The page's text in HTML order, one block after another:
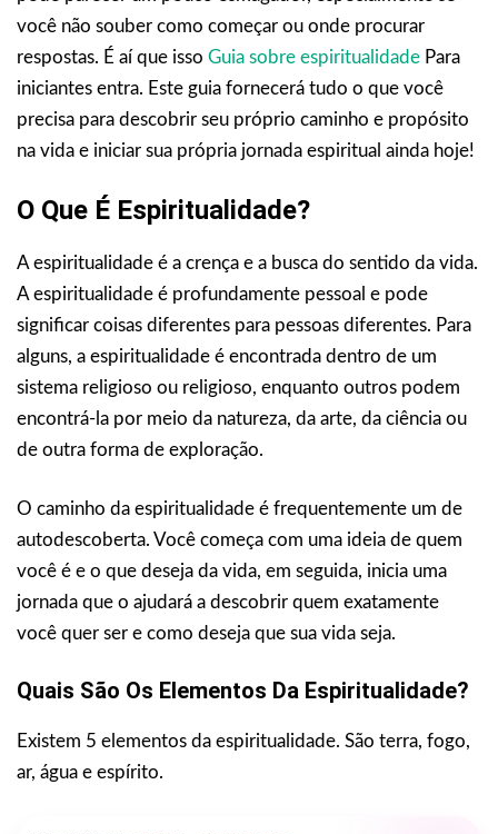
você não souber como começar ou onde procurar
respostas. É aí que isso Guia sobre espiritualidade Para
iniciantes entra. Este guia fornecerá tudo o que você
precisa para descobrir seu próprio caminho e propósito
na vida e iniciar sua própria jornada espiritual ainda hoje!
O Que É Espiritualidade?
A espiritualidade é a crença e a busca do sentido da vida.
A espiritualidade é profundamente pessoal e pode
significar coisas diferentes para pessoas diferentes. Para
alguns, a espiritualidade é encontrada dentro de um
sistema religioso ou religioso, enquanto outros podem
encontrá-la por meio da natureza, da arte, da ciência ou
de outra forma de exploração.
O caminho da espiritualidade é frequentemente um de
autodescoberta. Você começa com uma ideia de quem
você é e o que deseja da vida, em seguida, inicia uma
jornada que o ajudará a descobrir quem exatamente
você quer ser e como deseja que sua vida seja.
Quais São Os Elementos Da Espiritualidade?
Existem 5 elementos da espiritualidade. São terra, fogo,
ar, água e espírito.